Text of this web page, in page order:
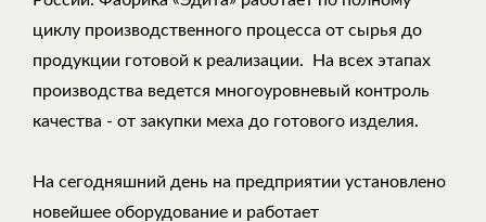
циклу производственного процесса от сырья до
продукции готовой к реализации. На всех этапах
производства ведется многоуровневый контроль
качества - от закупки меха до готового изделия.
На сегодняшний день на предприятии установлено
новейшее оборудование и работает